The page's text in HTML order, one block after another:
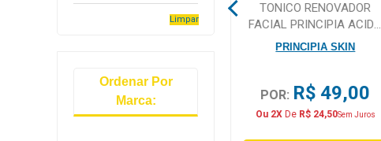
Limpar
Ordenar Por
Marca:
BARRA DE CHOCOLATE
NEUGEBAUER AO LEITE
R$ 6,99
TONICO RENOVADOR
FACIAL PRINCIPIA ACIDO
LATICO AL-7 120ML
PRINCIPIA SKIN
POR: R$ 49,00
Ou 2XDe R$ 24,50Sem Juros